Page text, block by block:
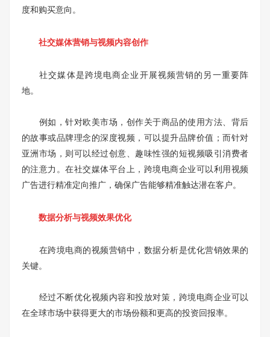
度和购买意向。
社交媒体营销与视频内容创作
社交媒体是跨境电商企业开展视频营销的另一重要阵
地。
例如，针对欧美市场，创作关于商品的使用方法、背后
的故事或品牌理念的深度视频，可以提升品牌价值；而针对
亚洲市场，则可以经过创意、趣味性强的短视频吸引消费者
的注意力。在社交媒体平台上，跨境电商企业可以利用视频
广告进行精准定向推广，确保广告能够精准触达潜在客户。
数据分析与视频效果优化
在跨境电商的视频营销中，数据分析是优化营销效果的
关键。
经过不断优化视频内容和投放对策，跨境电商企业可以
在全球市场中获得更大的市场份额和更高的投资回报率。